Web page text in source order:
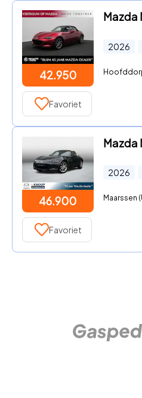
42.950
2026
Favoriet
46.900
2026
Maarssen
Favoriet